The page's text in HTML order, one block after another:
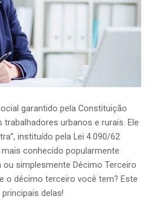
garantido pela Constituição
trabalhadores urbanos e rurais. Ele
instituído pela Lei 4.090/62
conhecido popularmente
simplesmente Décimo Terceiro
o décimo terceiro você tem? Este
delas!